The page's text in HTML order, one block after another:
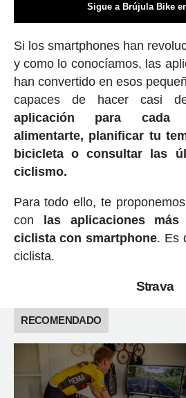
Sigue a Brújula Bike
Si los smartphones han
y como lo conocíamos, las
han convertido en esos
capaces de hacer casi
aplicación para cada
alimentarte, planificar tu
bicicleta o consultar las
ciclismo.
Para todo ello, te
con
las aplicaciones
ciclista con smartphone. Es
ciclista.
Strava
RECOMENDADO